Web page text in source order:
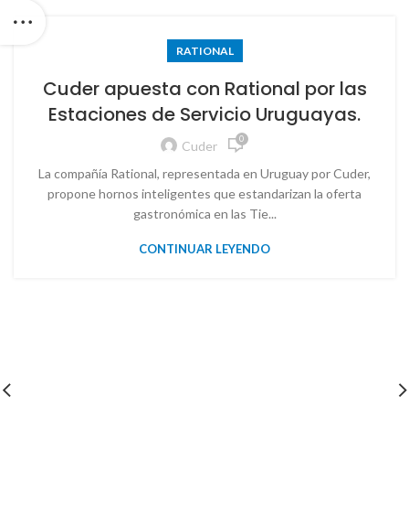
RATIONAL
Cuder apuesta con Rational por las
Estaciones de Servicio Uruguayas.
Cuder 0
La compañía Rational, representada en Uruguay por Cuder,
propone hornos inteligentes que estandarizan la oferta
gastronómica en las Tie...
CONTINUAR LEYENDO